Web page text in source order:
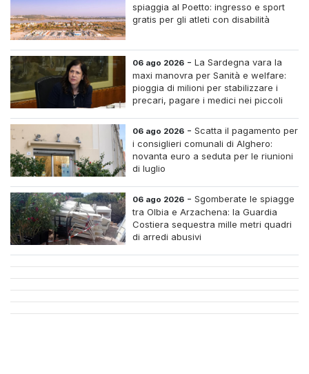
spiaggia al Poetto: ingresso e sport
gratis per gli atleti con disabilità
06 ago 2026 -La Sardegna vara la
maxi manovra per Sanità e welfare:
pioggia di milioni per stabilizzare i
precari, pagare i medici nei piccoli
06 ago 2026 -Scatta il pagamento per
i consiglieri comunali di Alghero:
novanta euro a seduta per le riunioni
di luglio
06 ago 2026 -Sgomberate le spiagge
tra Olbia e Arzachena: la Guardia
Costiera sequestra mille metri quadri
di arredi abusivi